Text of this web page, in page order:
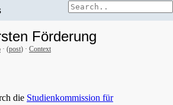
Förderung
· (post) · Context
die Studienkommission für